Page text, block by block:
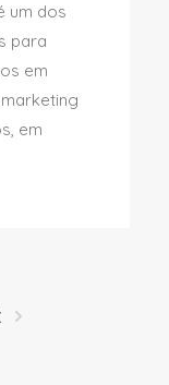
um dos
para
em
em